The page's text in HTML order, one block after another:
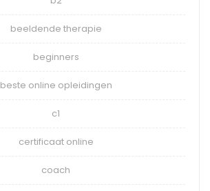
beeldende therapie
beginners
beste online opleidingen
c1
certificaat online
coach